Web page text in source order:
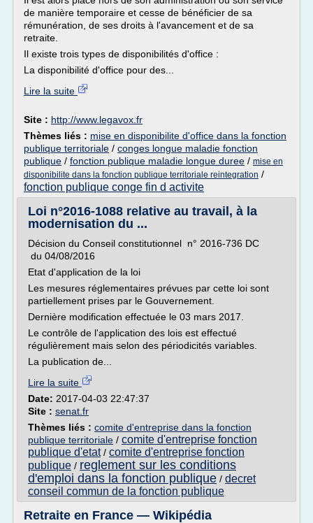
de manière temporaire et cesse de bénéficier de sa
rémunération, de ses droits à l'avancement et de sa
retraite.
Il existe trois types de disponibilités d'office :
La disponibilité d'office pour des...
Lire la suite
Site : http://www.legavox.fr
Thèmes liés : mise en disponibilite d'office dans la fonction
publique territoriale / conges longue maladie fonction
publique / fonction publique maladie longue duree / mise en
disponibilite dans la fonction publique territoriale reintegration /
fonction publique conge fin d activite
Loi n°2016-1088 relative au travail, à la
modernisation du ...
Décision du Conseil constitutionnel n° 2016-736 DC
du 04/08/2016
Etat d'application de la loi
Les mesures réglementaires prévues par cette loi sont
partiellement prises par le Gouvernement.
Dernière modification effectuée le 03 mars 2017.
Le contrôle de l'application des lois est effectué
régulièrement mais selon des périodicités variables.
La publication de...
Lire la suite
Date: 2017-04-03 22:47:37
Site : senat.fr
Thèmes liés : comite d'entreprise dans la fonction
publique territoriale / comite d'entreprise fonction
publique d'etat/ comite d'entreprise fonction
publique / reglement sur les conditions
d'emploi dans la fonction publique / decret
conseil commun de la fonction publique
Retraite en France — Wikipédia